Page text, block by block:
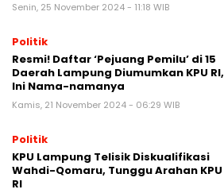
Senin, 25 November 2024 - 11:18 WIB
Politik
Resmi! Daftar ‘Pejuang Pemilu’ di 15
Daerah Lampung Diumumkan KPU RI,
Ini Nama-namanya
Kamis, 21 November 2024 - 06:29 WIB
Politik
KPU Lampung Telisik Diskualifikasi
Wahdi-Qomaru, Tunggu Arahan KPU
RI